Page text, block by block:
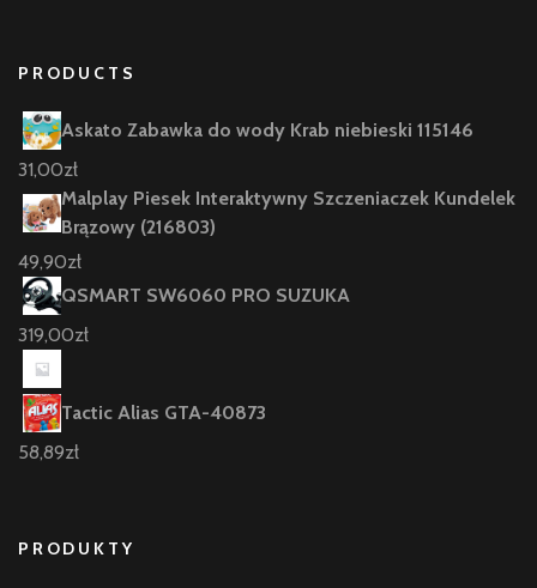
PRODUCTS
Askato Zabawka do wody Krab niebieski 115146
31,00zł
Malplay Piesek Interaktywny Szczeniaczek Kundelek
Brązowy (216803)
49,90zł
QSMART SW6060 PRO SUZUKA
319,00zł
Tactic Alias GTA-40873
58,89zł
PRODUKTY